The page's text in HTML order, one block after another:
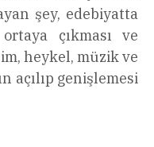
şey, edebiyatta
çıkması ve
heykel, müzik ve
açılıp genişlemesi